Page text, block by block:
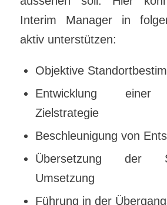
Interim Manager in
aktiv unterstützen:
Objektive
Entwicklung einer
Zielstrategie
Beschleunigung von
Übersetzung der
Umsetzung
Führung in der